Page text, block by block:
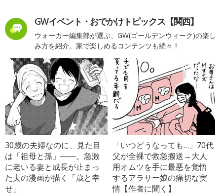
GWイベント・おでかけトピックス【関西】
ウォーカー編集部が選ぶ、GW(ゴールデンウィーク)の楽し
み方を紹介。家で楽しめるコンテンツも続々！
30歳の夫婦なのに、見た目
は「祖母と孫」――。急激
に老いる妻と成長が止まっ
た夫の漫画が描く「歳と幸
せ」
「いつどうなっても…」70代
父が全裸で救急搬送→大人
用オムツを手に最悪を覚悟
するアラサー娘の痛切な実
情【作者に聞く】